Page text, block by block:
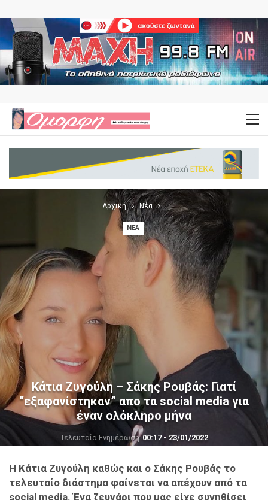
Αρχική Νέα
ΝΈΑ
Κάτια Ζυγούλη – Σάκης Ρουβάς: Γιατί
“εξαφανίστηκαν” απο τα social media για
έναν ολόκληρο μήνα
Τελευταία Ενημέρωση00:17 - 23/01/2022
H Κάτια Ζυγούλη καθώς και ο Σάκης Ρουβάς το
τελευταίο διάστημα φαίνεται να απέχουν από τα
social media. Ένα ζευγάρι που μας είχε συνηθίσει